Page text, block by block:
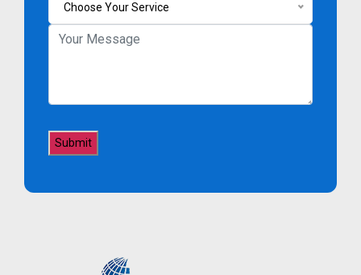
Choose Your Service